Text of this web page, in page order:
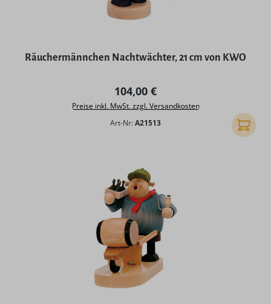
Räuchermännchen Nachtwächter, 21 cm von KWO
Regulärer Preis:
104,00 €
Preise inkl. MwSt. zzgl. Versandkosten
Art-Nr:A21513 In den